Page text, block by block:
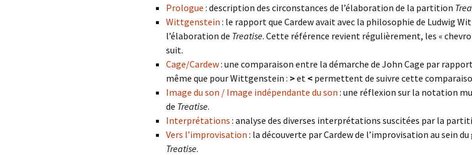
Prologue : description des circonstances de l’élaboration de la partition
Wittgenstein : le rapport que Cardew avait avec la philosophie de Ludwig
l’élaboration de Treatise. Cette référence revient régulièrement, les «
suit.
Cage/Cardew: une comparaison entre la démarche de John Cage par
même que pour Wittgenstein : >et < permettent de suivre cette
Image du son / Image indépendante du son : une réflexion sur la notation
de Treatise.
Interprétations : analyse des diverses interprétations suscitées par la
Vers l’improvisation : la découverte par Cardew de l’improvisation au sein
Treatise.